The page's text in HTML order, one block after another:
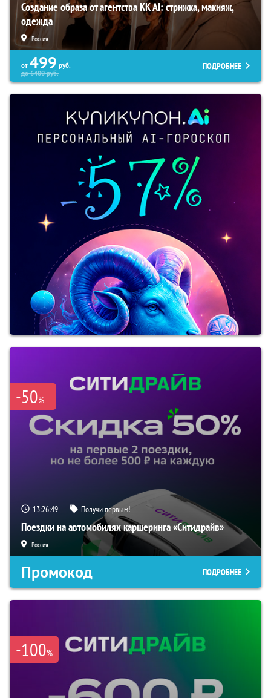
Создание образа от агентства KK AI: стрижка, макияж,
одежда
Россия
от 499 руб.
до6400руб.
ПОДРОБНЕЕ
-50%
13:26:47 Получи первым!
Поездки на автомобилях каршеринга «Ситидрайв»
Россия
Промокод ПОДРОБНЕЕ
-100%